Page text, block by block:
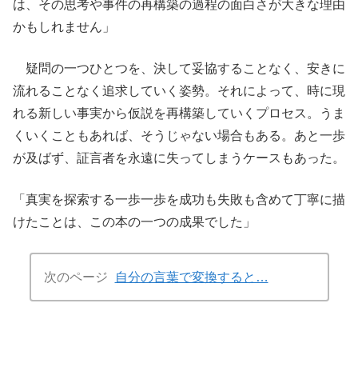
は、その思考や事件の再構築の過程の面白さが大きな理由
かもしれません」
疑問の一つひとつを、決して妥協することなく、安きに
流れることなく追求していく姿勢。それによって、時に現
れる新しい事実から仮説を再構築していくプロセス。うま
くいくこともあれば、そうじゃない場合もある。あと一歩
が及ばず、証言者を永遠に失ってしまうケースもあった。
「真実を探索する一歩一歩を成功も失敗も含めて丁寧に描
けたことは、この本の一つの成果でした」
次のページ 自分の言葉で変換すると…